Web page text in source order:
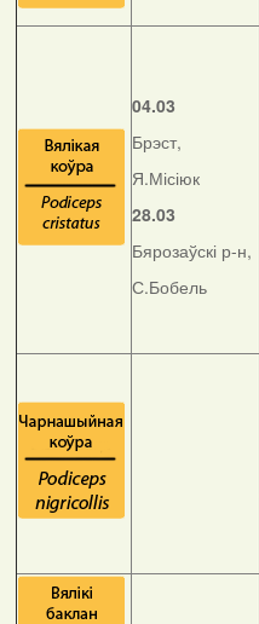
04.03
Брэст,
Я.Місіюк
28.03
Бярозаўскі р-н,
С.Бобель